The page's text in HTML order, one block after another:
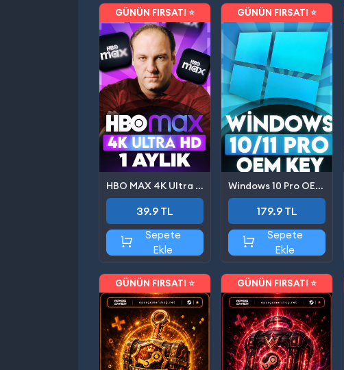
GÜNÜN FIRSATI ⭐
HBO MAX 4K Ultra HD 1 Aylık
39.9 TL
Sepete
Ekle
GÜNÜN FIRSATI ⭐
Windows 10 Pro OEM Key
179.9 TL
Sepete
Ekle
GÜNÜN FIRSATI ⭐ GÜNÜN FIRSATI ⭐